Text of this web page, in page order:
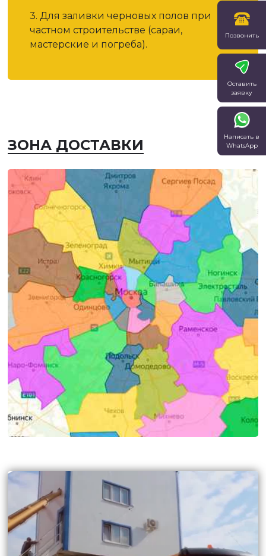
3. Для заливки черновых полов при
частном строительстве (сараи,
мастерские и погреба).
ЗОНА ДОСТАВКИ
Позвонить
Оставить
заявку
Написать в
WhatsApp